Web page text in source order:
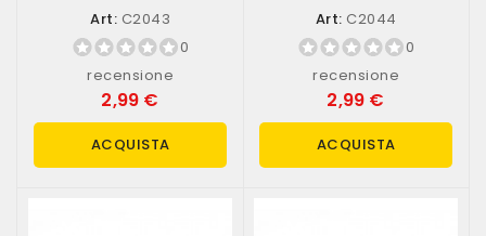
Art: C2043
0
recensione
2,99 €
ACQUISTA
Art: C2044
0
recensione
2,99 €
ACQUISTA